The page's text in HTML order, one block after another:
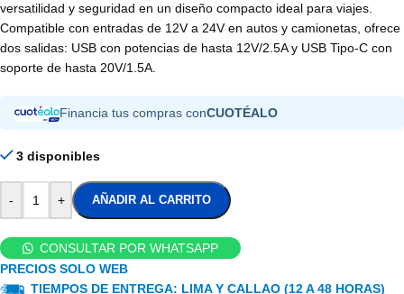
versatilidad y seguridad en un diseño compacto ideal para viajes.
Compatible con entradas de 12V a 24V en autos y camionetas, ofrece
dos salidas: USB con potencias de hasta 12V/2.5A y USB Tipo-C con
soporte de hasta 20V/1.5A.
Financia tus compras conCUOTÉALO
3 disponibles
- + AÑADIR AL CARRITO
CONSULTAR POR WHATSAPP
PRECIOS SOLO WEB
TIEMPOS DE ENTREGA: LIMA Y CALLAO (12 A 48 HORAS)